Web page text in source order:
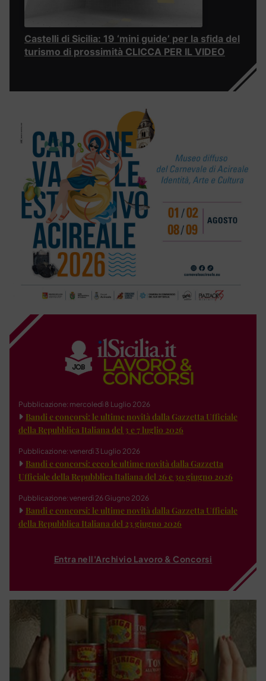
Castelli di Sicilia: 19 ‘mini guide’ per la sfida del
turismo di prossimità CLICCA PER IL VIDEO
Pubblicazione: mercoledì 8 Luglio 2026
Bandi e concorsi: le ultime novità dalla Gazzetta Ufficiale
della Repubblica Italiana del 3 e 7 luglio 2026
Pubblicazione: venerdì 3 Luglio 2026
Bandi e concorsi: ecco le ultime novità dalla Gazzetta
Ufficiale della Repubblica Italiana del 26 e 30 giugno 2026
Pubblicazione: venerdì 26 Giugno 2026
Bandi e concorsi: le ultime novità dalla Gazzetta Ufficiale
della Repubblica Italiana del 23 giugno 2026
Entra nell'Archivio Lavoro & Concorsi